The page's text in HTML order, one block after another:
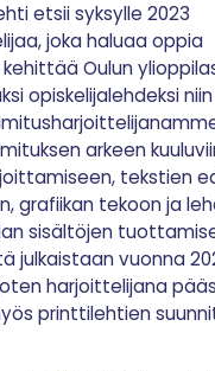
etsii syksylle 2023
joka haluaa oppia
Oulun
opiskelijalehdeksi
arkeen
tekstien
grafiikan tekoon ja
sisältöjen
julkaistaan vuonna
harjoittelijana
printtilehtien